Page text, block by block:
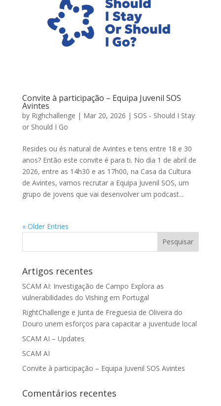
Convite à participação – Equipa Juvenil SOS
Avintes
by Righchallenge | Mar 20, 2026 | SOS - Should I Stay
or Should I Go
Resides ou és natural de Avintes e tens entre 18 e 30
anos? Então este convite é para ti. No dia 1 de abril de
2026, entre as 14h30 e as 17h00, na Casa da Cultura
de Avintes, vamos recrutar a Equipa Juvenil SOS, um
grupo de jovens que vai desenvolver um podcast...
« Older Entries
Artigos recentes
SCAM AI: Investigação de Campo Explora as
vulnerabilidades do Vishing em Portugal
RightChallenge e Junta de Freguesia de Oliveira do
Douro unem esforços para capacitar a juventude local
SCAM AI – Updates
SCAM AI
Convite à participação – Equipa Juvenil SOS Avintes
Comentários recentes